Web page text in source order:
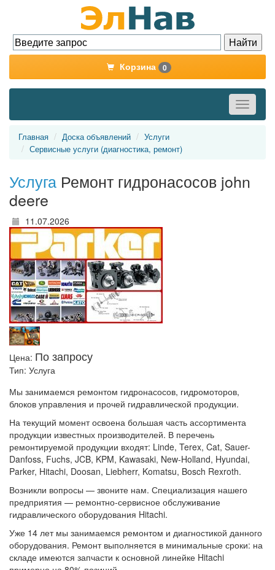
Корзина 0
Toggle
Главная Доска объявлений
Услуги
Сервисные услуги (диагностика, ремонт)
Услуга Ремонт гидронасосов john
deere
11.07.2026
Цена: По запросу
Тип: Услуга
Мы занимаемся ремонтом гидронасосов, гидромоторов,
блоков управления и прочей гидравлической продукции.
На текущий момент освоена большая часть ассортимента
продукции известных производителей. В перечень
ремонтируемой продукции входят: Linde, Terex, Cat, Sauer-
Danfoss, Fuchs, JCB, KPM, Kawasaki, New-Holland, Hyundai,
Parker, Hitachi, Doosan, Liebherr, Komatsu, Bosch Rexroth.
Возникли вопросы — звоните нам. Специализация нашего
предприятия — ремонтно-сервисное обслуживание
гидравлического оборудования Hitachi.
Уже 14 лет мы занимаемся ремонтом и диагностикой данного
оборудования. Ремонт выполняется в минимальные сроки: на
складе имеются запчасти к основной линейке Hitachi